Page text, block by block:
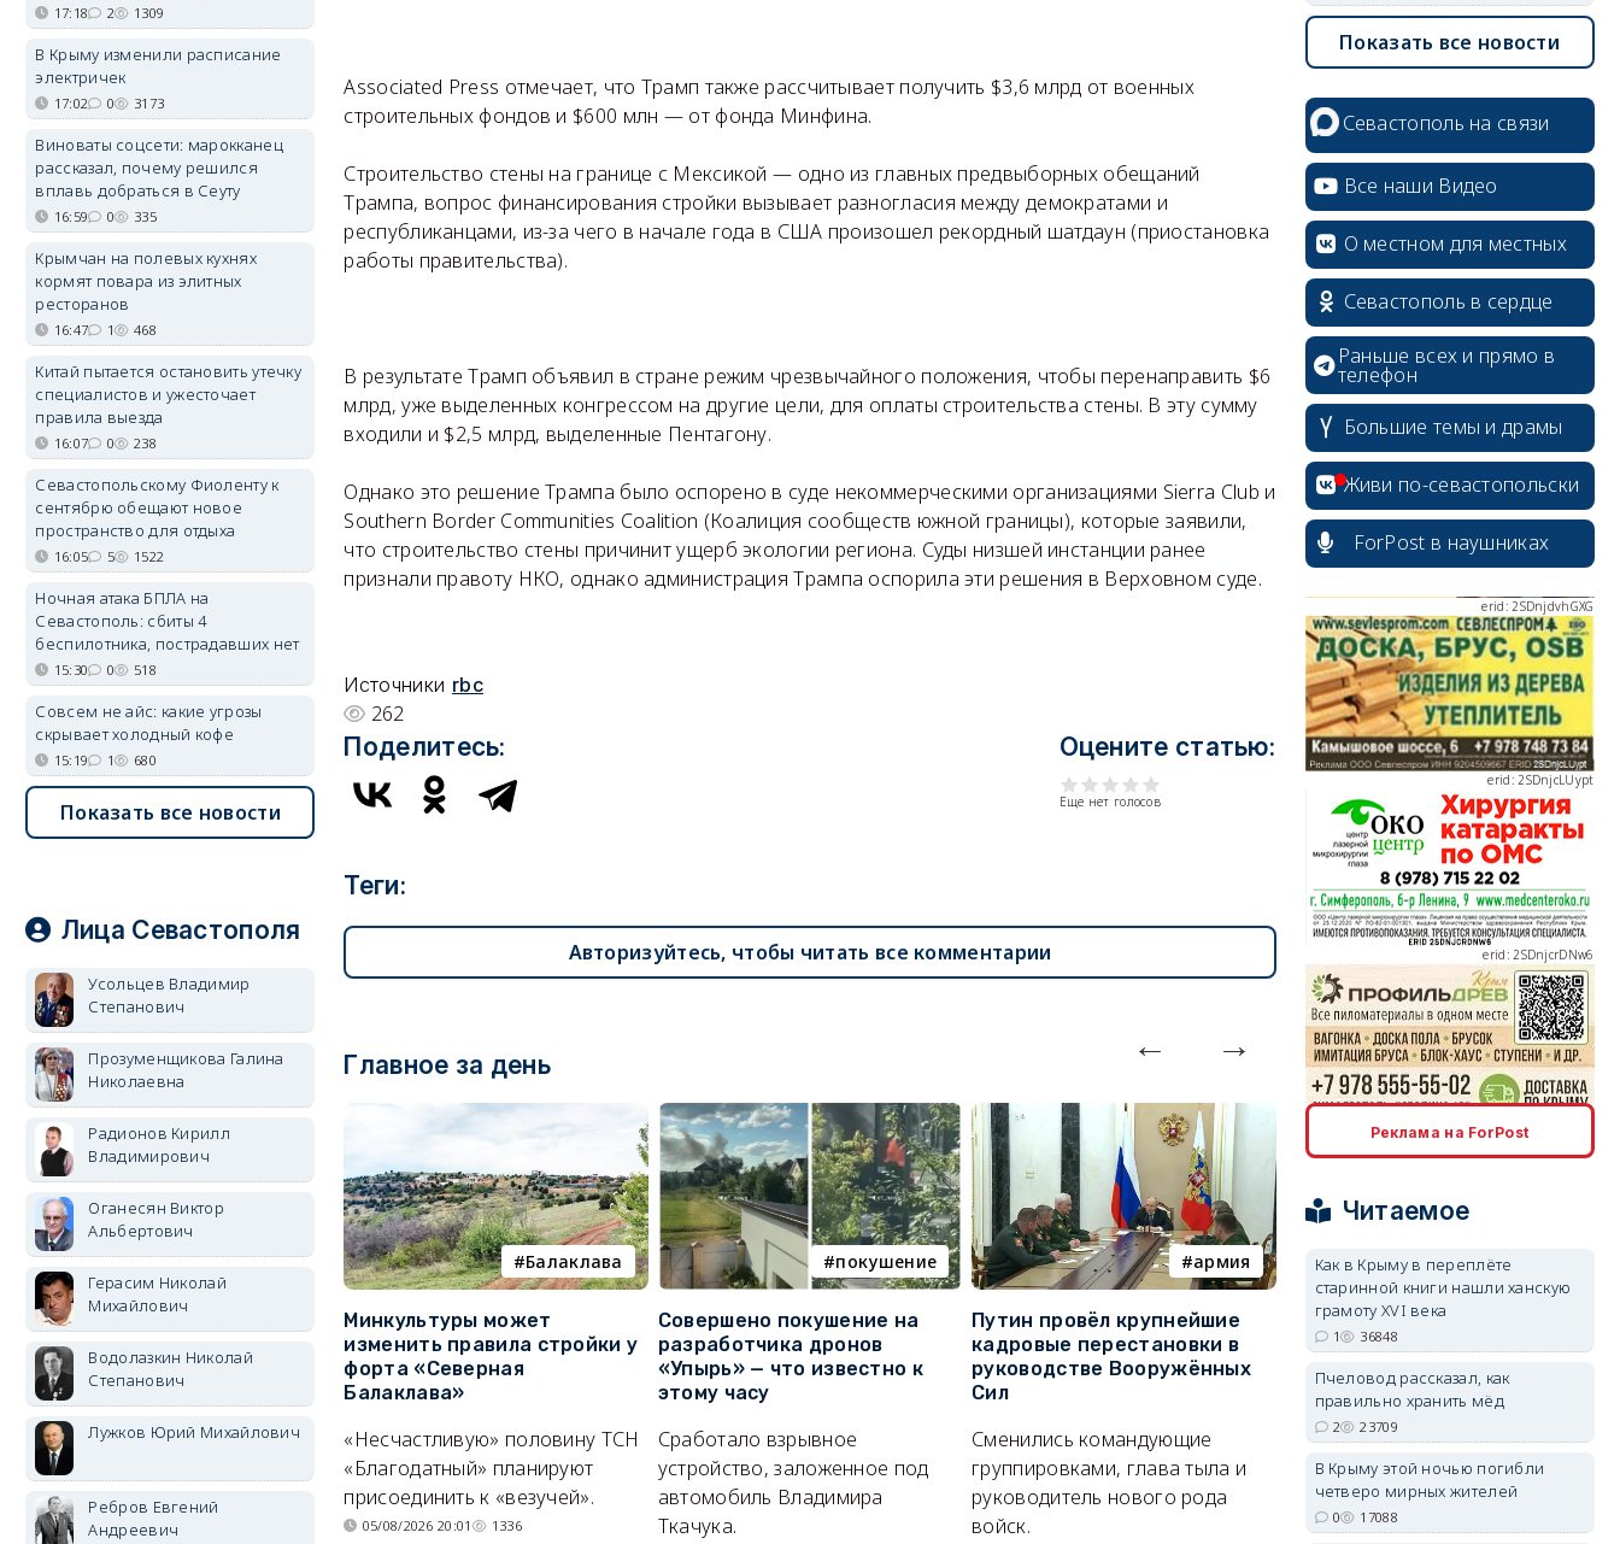
Associated Press отмечает, что Трамп также рассчитывает получить $3,6 млрд от военных
строительных фондов и $600 млн — от фонда Минфина.
Строительство стены на границе с Мексикой — одно из главных предвыборных обещаний
Трампа, вопрос финансирования стройки вызывает разногласия между демократами и
республиканцами, из-за чего в начале года в США произошел рекордный шатдаун (приостановка
работы правительства).
В результате Трамп объявил в стране режим чрезвычайного положения, чтобы перенаправить $6
млрд, уже выделенных конгрессом на другие цели, для оплаты строительства стены. В эту сумму
входили и $2,5 млрд, выделенные Пентагону.
Однако это решение Трампа было оспорено в суде некоммерческими организациями Sierra Club и
Southern Border Communities Coalition (Коалиция сообществ южной границы), которые заявили,
что строительство стены причинит ущерб экологии региона. Суды низшей инстанции ранее
признали правоту НКО, однако администрация Трампа оспорила эти решения в Верховном суде.
Источники rbc
262
Поделитесь: Оцените статью:
Еще нет голосов
Теги:
Авторизуйтесь, чтобы читать все комментарии
Главное за день
Балаклава
Минкультуры может
изменить правила стройки у
форта «Северная
Балаклава»
«Несчастливую» половину ТСН
«Благодатный» планируют
присоединить к «везучей».
05/08/2026 20:01 1336
покушение
Совершено покушение на
разработчика дронов
«Упырь» — что известно к
этому часу
Сработало взрывное
устройство, заложенное под
автомобиль Владимира
Ткачука.
армия
Путин провёл крупнейшие
кадровые перестановки в
руководстве Вооружённых
Сил
Сменились командующие
группировками, глава тыла и
руководитель нового рода
войск.
Балаклава
В Севастополе утвердили
проект застройки центра
Балаклавы
Там появится туристический
квартал с отелями и
парковками.
05/08/2026 08:01 4722
17:18 2 1309
В Крыму изменили расписание
электричек
17:02 0 3173
Виноваты соцсети: марокканец
рассказал, почему решился
вплавь добраться в Сеуту
16:59 0 335
Крымчан на полевых кухнях
кормят повара из элитных
ресторанов
16:47 1 468
Китай пытается остановить утечку
специалистов и ужесточает
правила выезда
16:07 0 238
Севастопольскому Фиоленту к
сентябрю обещают новое
пространство для отдыха
16:05 5 1522
Ночная атака БПЛА на
Севастополь: сбиты 4
беспилотника, пострадавших нет
15:30 0 518
Совсем не айс: какие угрозы
скрывает холодный кофе
15:19 1 680
Показать все новости
Лица Севастополя
Усольцев Владимир
Степанович
Прозуменщикова Галина
Николаевна
Радионов Кирилл
Владимирович
Оганесян Виктор
Альбертович
Герасим Николай
Михайлович
Водолазкин Николай
Степанович
Лужков Юрий Михайлович
Ребров Евгений
Андреевич
Показать все новости
Севастополь на связи
Все наши Видео
О местном для местных
Севастополь в сердце
Раньше всех и прямо в
телефон
Большие темы и драмы
Живи по-севастопольски
ForPost в наушниках
erid: 2SDnjcrDNw6
erid: 2SDnjdPjgYS
erid: 2SDnjcLUypt
erid: 2SDnjcrDNw6
erid: 2SDnjdPjgYS
erid: 2SDnjdvhGXG
Реклама на ForPost
Читаемое
Как в Крыму в переплёте
старинной книги нашли ханскую
грамоту XVI века
1 36848
Пчеловод рассказал, как
правильно хранить мёд
2 23709
В Крыму этой ночью погибли
четверо мирных жителей
0 17088